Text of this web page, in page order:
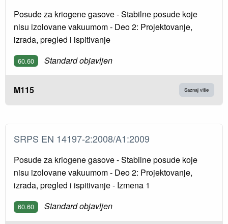
Posude za kriogene gasove - Stabilne posude koje
nisu izolovane vakuumom - Deo 2: Projektovanje,
izrada, pregled i ispitivanje
60.60 Standard objavljen
M115 Saznaj više
SRPS EN 14197-2:2008/A1:2009
Posude za kriogene gasove - Stabilne posude koje
nisu izolovane vakuumom - Deo 2: Projektovanje,
izrada, pregled i ispitivanje - Izmena 1
60.60 Standard objavljen